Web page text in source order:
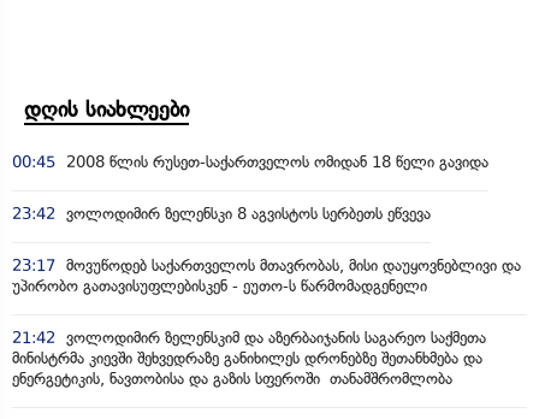
დღის სიახლეები
00:45 2008 წლის რუსეთ-საქართველოს ომიდან 18 წელი გავიდა
23:42 ვოლოდიმირ ზელენსკი 8 აგვისტოს სერბეთს ეწვევა
23:17 მოვუწოდებ საქართველოს მთავრობას, მისი დაუყოვნებლივი და
უპირობო გათავისუფლებისკენ - ეუთო-ს წარმომადგენელი
21:42
ვოლოდიმირ ზელენსკიმ და აზერბაიჯანის საგარეო საქმეთა
მინისტრმა კიევში შეხვედრაზე განიხილეს დრონებზე შეთანხმება და
ენერგეტიკის, ნავთობისა და გაზის სფეროში თანამშრომლობა